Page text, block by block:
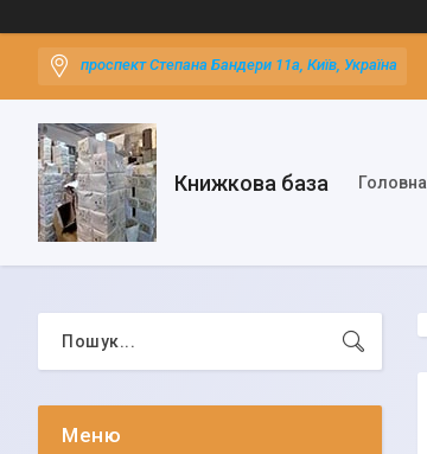
проспект Степана Бандери 11а, Київ, Україна
Книжкова база Головна